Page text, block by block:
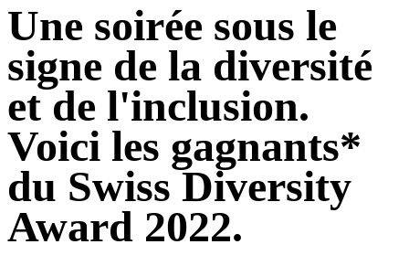
Une soirée sous le
signe de la diversité
et de l'inclusion.
Voici les gagnants*
du Swiss Diversity
Award 2022.